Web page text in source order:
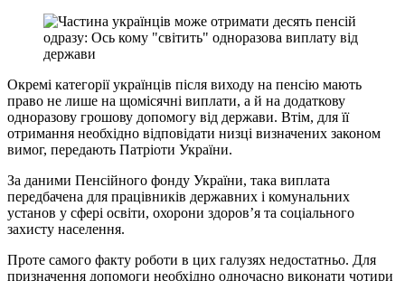
Окремі категорії українців після виходу на пенсію мають
право не лише на щомісячні виплати, а й на додаткову
одноразову грошову допомогу від держави. Втім, для її
отримання необхідно відповідати низці визначених законом
вимог, передають Патріоти України.
За даними Пенсійного фонду України, така виплата
передбачена для працівників державних і комунальних
установ у сфері освіти, охорони здоров’я та соціального
захисту населення.
Проте самого факту роботи в цих галузях недостатньо. Для
призначення допомоги необхідно одночасно виконати чотири